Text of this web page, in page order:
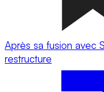
Après sa fusion avec
restructure